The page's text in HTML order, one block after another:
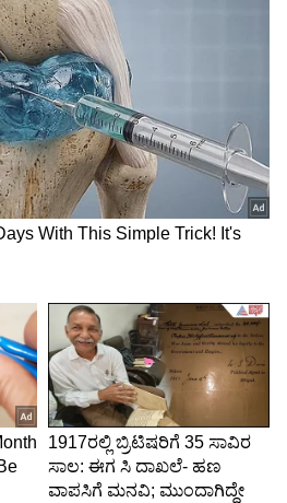
ಫ್ರಾಂಚೈಸಿಯು ಒಂದು ಹೆಜ್ಜೆ
ಇಂಡಿಯನ್ಸ್‌ ತಂಡದ ಯಶಸ್ಸಿನ
ಲಸಿತ್ ಮಾಲಿಂಗರನ್ನೇ
ಮೂಲಕ ಮುಂಬೈ ಇಂಡಿಯನ್ಸ್‌ಗೆ